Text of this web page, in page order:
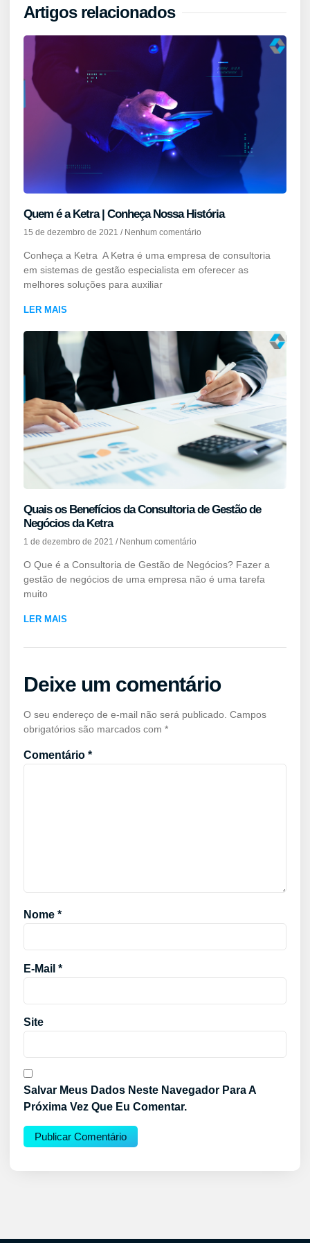
Artigos relacionados
Quem é a Ketra | Conheça Nossa História
15 de dezembro de 2021 Nenhum comentário
Conheça a Ketra A Ketra é uma empresa de consultoria
em sistemas de gestão especialista em oferecer as
melhores soluções para auxiliar
LER MAIS
Quais os Benefícios da Consultoria de Gestão de
Negócios da Ketra
1 de dezembro de 2021 Nenhum comentário
O Que é a Consultoria de Gestão de Negócios? Fazer a
gestão de negócios de uma empresa não é uma tarefa
muito
LER MAIS
Deixe um comentário
O seu endereço de e-mail não será publicado. Campos
obrigatórios são marcados com *
Comentário *
Nome *
E-Mail *
Site
Salvar Meus Dados Neste Navegador Para A
Próxima Vez Que Eu Comentar.